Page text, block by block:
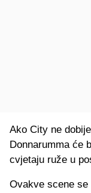
Ako City ne
Donnarumma će
cvjetaju ruže u
Ovakve scene